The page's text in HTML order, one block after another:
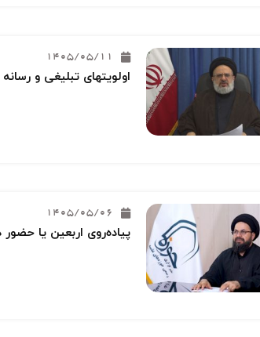
1405/05/11
اولویتهای تبلیغی و
1405/05/06
پیاده‌روی اربعین یا حضور